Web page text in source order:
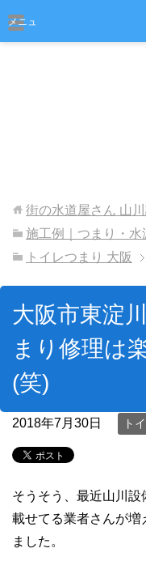
メニュ
街の水道屋さん 山
施工例｜つまり・水
トイレつまり 大阪
大阪市東淀
まり修理は
(笑)
2018年7月30日 ト
そうそう、最近山川
載せてる業者さんが
ました。